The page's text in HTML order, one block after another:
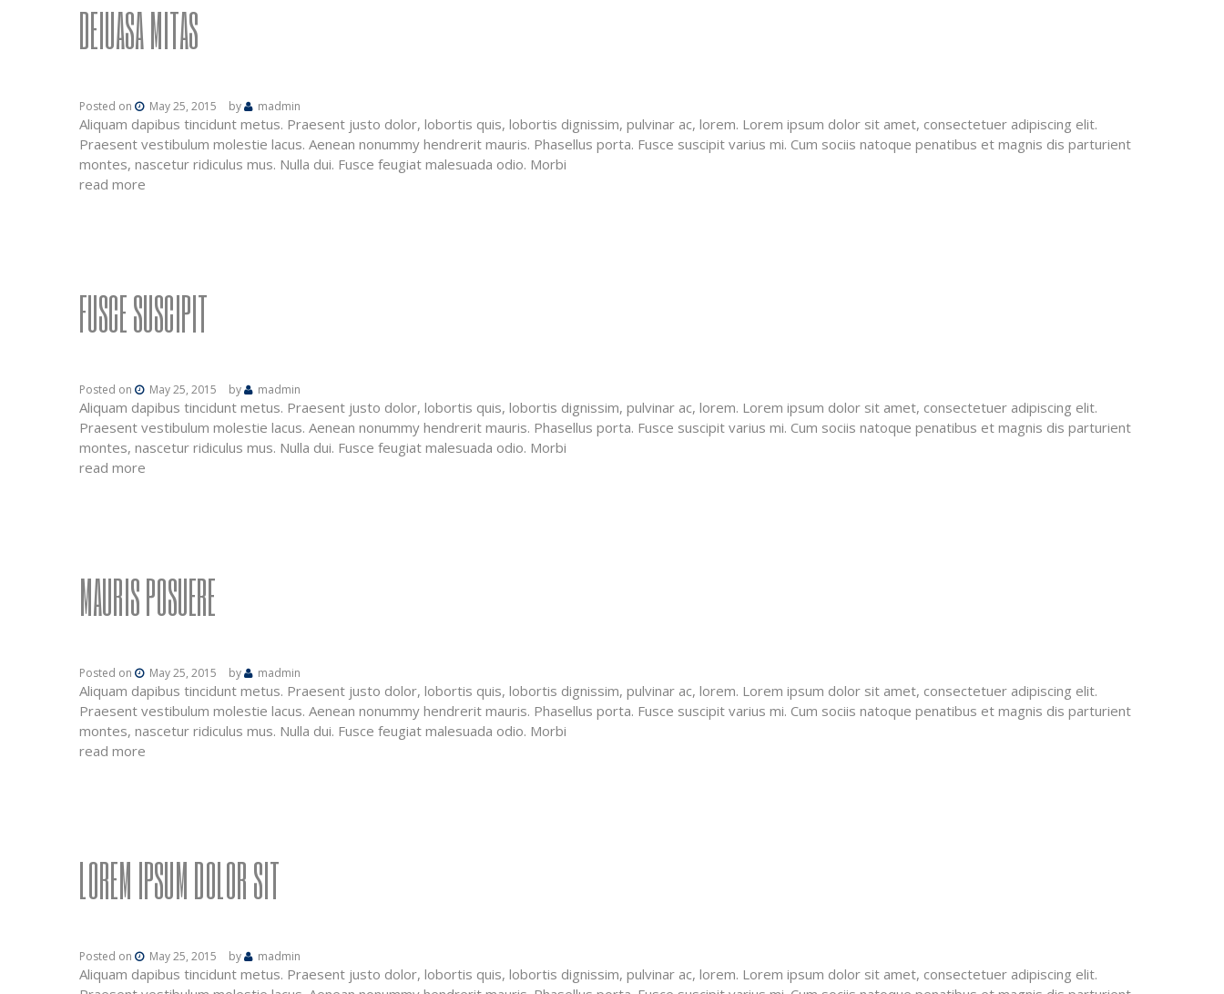
DEIUASA MITAS
Posted on May 25, 2015 by madmin
Aliquam dapibus tincidunt metus. Praesent justo dolor, lobortis quis, lobortis dignissim, pulvinar ac, lorem. Lorem ipsum dolor sit amet, consectetuer adipiscing elit.
Praesent vestibulum molestie lacus. Aenean nonummy hendrerit mauris. Phasellus porta. Fusce suscipit varius mi. Cum sociis natoque penatibus et magnis dis parturient
montes, nascetur ridiculus mus. Nulla dui. Fusce feugiat malesuada odio. Morbi
read more
FUSCE SUSCIPIT
Posted on May 25, 2015 by madmin
Aliquam dapibus tincidunt metus. Praesent justo dolor, lobortis quis, lobortis dignissim, pulvinar ac, lorem. Lorem ipsum dolor sit amet, consectetuer adipiscing elit.
Praesent vestibulum molestie lacus. Aenean nonummy hendrerit mauris. Phasellus porta. Fusce suscipit varius mi. Cum sociis natoque penatibus et magnis dis parturient
montes, nascetur ridiculus mus. Nulla dui. Fusce feugiat malesuada odio. Morbi
read more
MAURIS POSUERE
Posted on May 25, 2015 by madmin
Aliquam dapibus tincidunt metus. Praesent justo dolor, lobortis quis, lobortis dignissim, pulvinar ac, lorem. Lorem ipsum dolor sit amet, consectetuer adipiscing elit.
Praesent vestibulum molestie lacus. Aenean nonummy hendrerit mauris. Phasellus porta. Fusce suscipit varius mi. Cum sociis natoque penatibus et magnis dis parturient
montes, nascetur ridiculus mus. Nulla dui. Fusce feugiat malesuada odio. Morbi
read more
LOREM IPSUM DOLOR SIT
Posted on May 25, 2015 by madmin
Aliquam dapibus tincidunt metus. Praesent justo dolor, lobortis quis, lobortis dignissim, pulvinar ac, lorem. Lorem ipsum dolor sit amet, consectetuer adipiscing elit.